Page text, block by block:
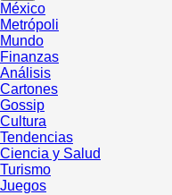
México
Metrópoli
Mundo
Finanzas
Análisis
Cartones
Gossip
Cultura
Tendencias
Ciencia y Salud
Turismo
Juegos